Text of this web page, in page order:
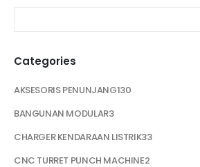
Categories
AKSESORIS PENUNJANG130
BANGUNAN MODULAR3
CHARGER KENDARAAN LISTRIK33
CNC TURRET PUNCH MACHINE2